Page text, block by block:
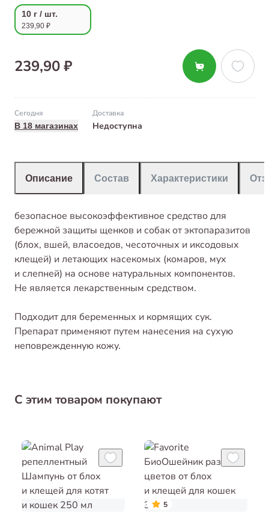
10 г / шт.
239,90 ₽
239,90 ₽
Сегодня
В 18 магазинах
Доставка
Недоступна
Описание Состав Характеристики
безопасное высокоэффективное средство для
бережной защиты щенков и собак от эктопаразитов
(блох, вшей, власоедов, чесоточных и иксодовых
клещей) и летающих насекомых (комаров, мух
и слепней) на основе натуральных компонентов.
Не является лекарственным средством.
Подходит для беременных и кормящих сук.
Препарат применяют путем нанесения на сухую
неповрежденную кожу.
С этим товаром покупают
5